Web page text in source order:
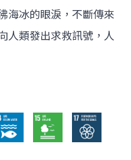
海冰的眼淚，不斷傳來
人類發出求救訊號，人